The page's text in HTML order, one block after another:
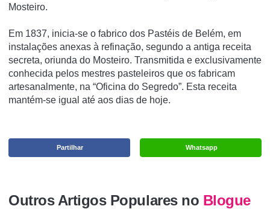
Mosteiro.
Em 1837, inicia-se o fabrico dos Pastéis de Belém, em
instalações anexas à refinação, segundo a antiga receita
secreta, oriunda do Mosteiro. Transmitida e exclusivamente
conhecida pelos mestres pasteleiros que os fabricam
artesanalmente, na “Oficina do Segredo”. Esta receita
mantém-se igual até aos dias de hoje.
Whatsapp
Partilhar
Outros Artigos Populares no Blogue